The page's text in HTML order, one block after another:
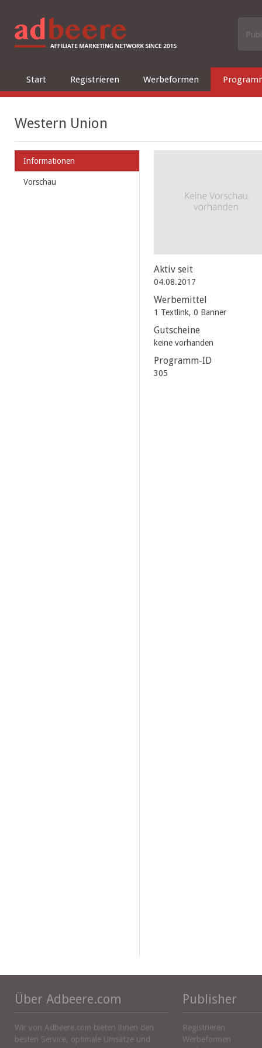
Start Registrieren Werbeformen
Western Union
Informationen
Vorschau
Aktiv seit
04.08.2017
Werbemittel
1 Textlink, 0 Banner
Gutscheine
keine vorhanden
Programm-ID
305
Über Adbeere.com
Wir von Adbeere.com bieten ihnen den
besten Service, optimale Umsätze und
Publisher
Registrieren
Werbeformen